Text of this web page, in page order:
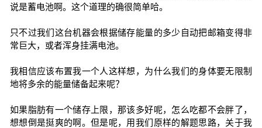
说是蓄电池啊。这个道理的确很简单哈。
只不过我们这台机器会根据储存能量的多少自动把邮箱变得非
常巨大，或者浑身挂满电池。
我相信应该布置我一个人这样想，为什么我们的身体要无限制
地将多余的能量储备起来呢？
如果脂肪有一个储存上限，那该多好呢，怎么吃都不会胖了，
想想倒是挺爽的啊。但是呢，用我们原样的解题思路，关于我